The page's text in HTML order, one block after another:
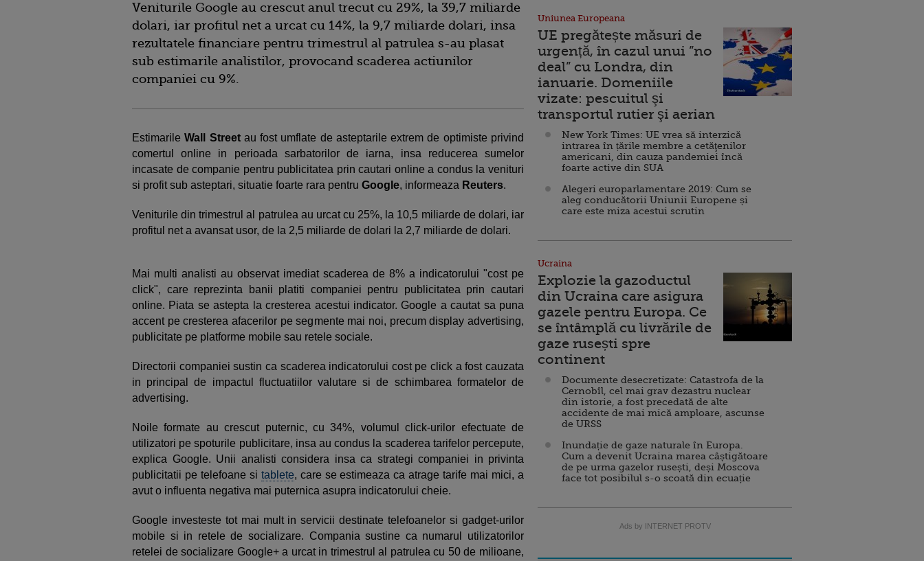
Veniturile Google au crescut anul trecut cu 29%, la 39,7 miliarde
dolari, iar profitul net a urcat cu 14%, la 9,7 miliarde dolari, insa
rezultatele financiare pentru trimestrul al patrulea s-au plasat
sub estimarile analistilor, provocand scaderea actiunilor
companiei cu 9%.
EstimarileWall Streetau fost umflate de asteptarile extrem de optimiste privind
comertul online in perioada sarbatorilor de iarna, insa reducerea sumelor
incasate de companie pentru publicitatea prin cautari online a condus la venituri
si profit sub asteptari, situatie foarte rara pentru Google, informeaza Reuters.
Veniturile din trimestrul al patrulea au urcat cu 25%, la 10,5 miliarde de dolari, iar
profitul net a avansat usor, de la 2,5 miliarde de dolari la 2,7 miliarde de dolari.
Mai multi analisti au observat imediat scaderea de 8% a indicatorului "cost pe
click", care reprezinta banii platiti companiei pentru publicitatea prin cautari
online. Piata se astepta la cresterea acestui indicator. Google a cautat sa puna
accent pe cresterea afacerilor pe segmente mai noi, precum display advertising,
publicitate pe platforme mobile sau retele sociale.
Directorii companiei sustin ca scaderea indicatorului cost pe click a fost cauzata
in principal de impactul fluctuatiilor valutare si de schimbarea formatelor de
advertising.
Noile formate au crescut puternic, cu 34%, volumul click-urilor efectuate de
utilizatori pe spoturile publicitare, insa au condus la scaderea tarifelor percepute,
explica Google. Unii analisti considera insa ca strategi companiei in privinta
publicitatii pe telefoane si tablete, care se estimeaza ca atrage tarife mai mici, a
avut o influenta negativa mai puternica asupra indicatorului cheie.
Google investeste tot mai mult in servicii destinate telefoanelor si gadget-urilor
mobile si in retele de socializare. Compania sustine ca numarul utilizatorilor
retelei de socializare Google+ a urcat in trimestrul al patrulea cu 50 de milioane,
Uniunea Europeana
UE pregătește măsuri de
urgență, în cazul unui ”no
deal” cu Londra, din
ianuarie. Domeniile
vizate: pescuitul şi
transportul rutier şi aerian
New York Times: UE vrea să interzică
intrarea în țările membre a cetăţenilor
americani, din cauza pandemiei încă
foarte active din SUA
Alegeri europarlamentare 2019: Cum se
aleg conducătorii Uniunii Europene și
care este miza acestui scrutin
Ucraina
Explozie la gazoductul
din Ucraina care asigura
gazele pentru Europa. Ce
se întâmplă cu livrările de
gaze rusești spre
continent
Documente desecretizate: Catastrofa de la
Cernobîl, cel mai grav dezastru nuclear
din istorie, a fost precedată de alte
accidente de mai mică amploare, ascunse
de URSS
Inundație de gaze naturale în Europa.
Cum a devenit Ucraina marea câștigătoare
de pe urma gazelor rusești, deși Moscova
face tot posibilul s-o scoată din ecuație
Ads by INTERNET PROTV